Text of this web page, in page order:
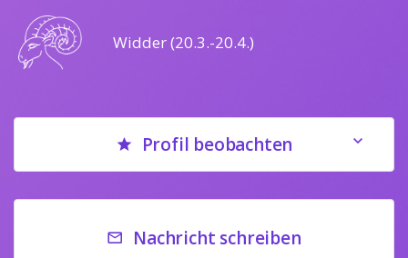
Widder (20.3.-20.4.)
Profil beobachten
Nachricht schreiben